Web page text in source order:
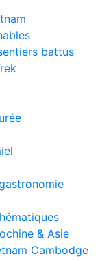
battus
& Asie
Cambodge